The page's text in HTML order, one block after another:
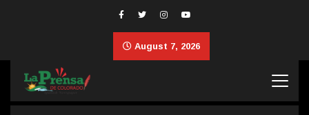
August 7, 2026